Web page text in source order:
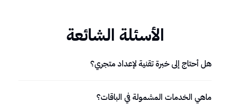
الأسئلة الشائعة
هل أحتاج إلى خبرة تقنية لإعداد متجري؟
ماهي الخدمات المشمولة في الباقات؟